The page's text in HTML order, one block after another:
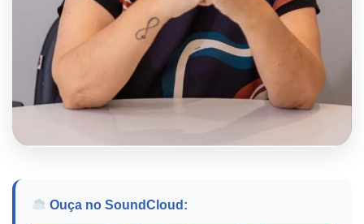
Ouça no SoundCloud: